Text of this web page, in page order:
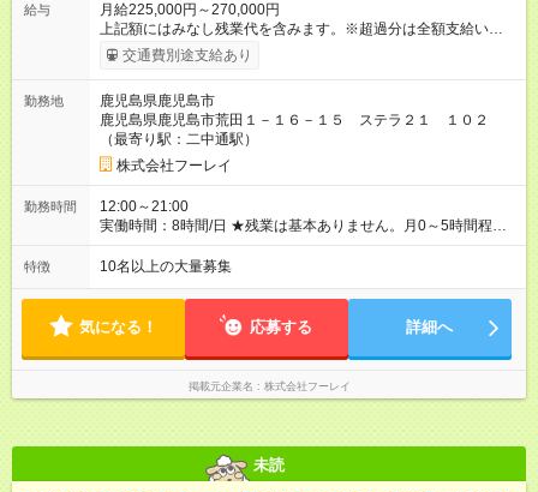
給与
月給225,000円～270,000円
上記額にはみなし残業代を含みます。※超過分は全額支給いたし
ます。 みなし残業代 33,750円 ～ 40,500円／月 みなし残業時
間 23.7時間／月 ＼報奨金＋各種手当アリ♪／ 報奨金は実績を正
について＞ 未経験入社3ヶ月で30万円（月収50万円以上）、1年
で60万円（月収80万円以上）を支給されているスタッフもいま
す。頑張ったら頑張った分だけお給料に還元される仕組みが整
えられています。 〈社員の年収例〉 年収365万円/月給：26万円
+賞与（入社1年目・22歳） 年収429万円/月給：31万円+賞与
（入社2年目・24歳） 年収654万円/月給：39万円+賞与（入社6
年目・33歳） 【試用期間】試用期間あり 試用期間の長さ：2ヶ
用形態：中途採用（契約社員） 給与：月給 286,000
円 ～ 300,000円 ≪スタート安心保証≫ 入社後2ヶ月間は成果を
問わず【月給28万6000円～30万円】（地域により変動）を保
証！ まずは仕事を覚え、スキルアップに集中できます◎ 「報奨
金って稼げるの？」 「未経験の走り始めが不安…」 ——そんな
気持ちに、収入面から応える、当社独自の制度です。
交通費別途支給あり
勤務地
鹿児島県鹿児島市
鹿児島県鹿児島市荒田１－１６－１５ ステラ２１ １０２
（最寄り駅：二中通駅）
株式会社フーレイ
勤務時間
12:00～21:00
実働時間：8時間/日 ★残業は基本ありません。月0～5時間程度
を想定しています。 ★朝はゆっくり過ごせて、通勤ラッシュと
は無縁です。 〈１日のスケジュール例〉 12:00 出社 13:00 ミ
21:00 定時退社(直帰)
特徴 10名以上の大量募集
気になる！ 応募する 詳細へ
掲載元企業名 株式会社フーレイ
未読